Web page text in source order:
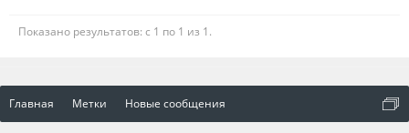
Показано результатов: с 1 по 1 из 1.
Главная Метки Новые сообщения